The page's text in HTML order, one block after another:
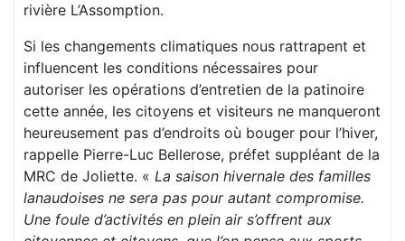
rivière L’Assomption.
Si les changements climatiques nous rattrapent et
influencent les conditions nécessaires pour
autoriser les opérations d’entretien de la patinoire
cette année, les citoyens et visiteurs ne manqueront
heureusement pas d’endroits où bouger pour l’hiver,
rappelle Pierre-Luc Bellerose, préfet suppléant de la
MRC de Joliette. « La saison hivernale des familles
lanaudoises ne sera pas pour autant compromise.
Une foule d’activités en plein air s’offrent aux